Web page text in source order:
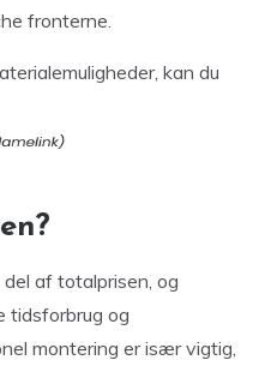
fronterne.
kan du
af totalprisen, og
tidsforbrug og
montering er især vigtig,